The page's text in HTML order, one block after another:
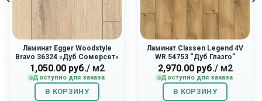
Ламинат Egger Woodstyle
Bravo 36324 «Дуб Сомерсет»
1,050.00руб./ м2
Доступно для заказа
В КОРЗИНУ
Ламинат Classen Legend 4V
WR 54753 “Дуб Глазго”
2,970.00руб./ м2
Доступно для заказа
В КОРЗИНУ